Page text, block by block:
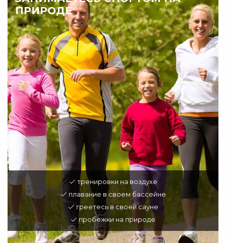
ПРИРОДЕ
тренировки на воздухе
плавание в своем бассейне
греетесь в своей сауне
пробежки на природе